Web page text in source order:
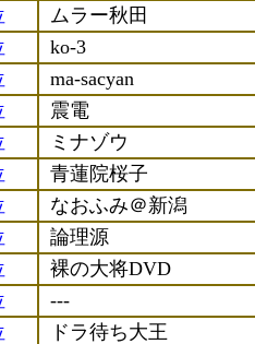
ムラー秋田
ko-3
ma-sacyan
震電
ミナゾウ
青蓮院桜子
なおふみ＠新潟
論理源
裸の大将DVD
---
ドラ待ち大王